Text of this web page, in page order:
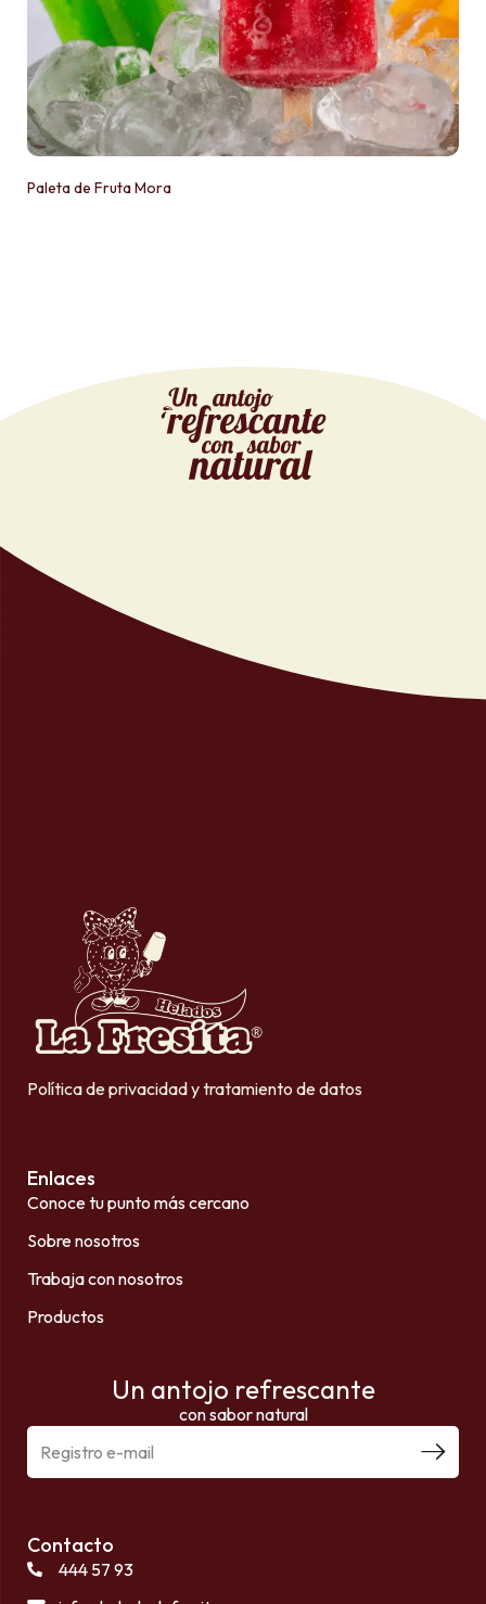
Paleta de Fruta Mora
Política de privacidad y tratamiento de datos
Enlaces
Conoce tu punto más cercano
Sobre nosotros
Trabaja con nosotros
Productos
Un antojo refrescante
con sabor natural
Contacto
444 57 93